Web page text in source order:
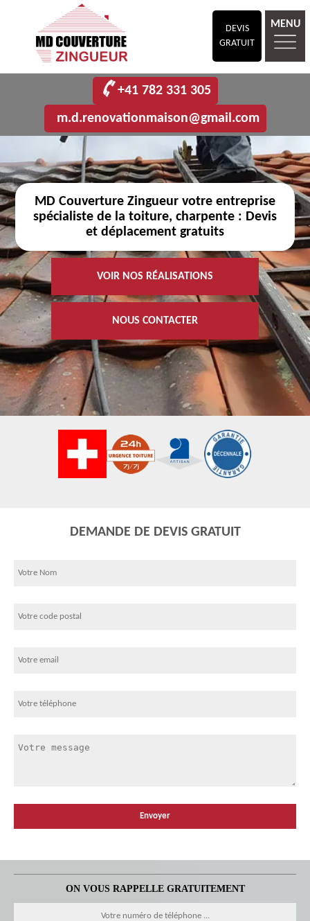
DEVIS
GRATUIT
MENU
+41 782 331 305
m.d.renovationmaison@gmail.com
MD Couverture Zingueur votre entreprise
spécialiste de la toiture, charpente : Devis
et déplacement gratuits
VOIR NOS RÉALISATIONS
NOUS CONTACTER
DEMANDE DE DEVIS GRATUIT
ON VOUS RAPPELLE GRATUITEMENT